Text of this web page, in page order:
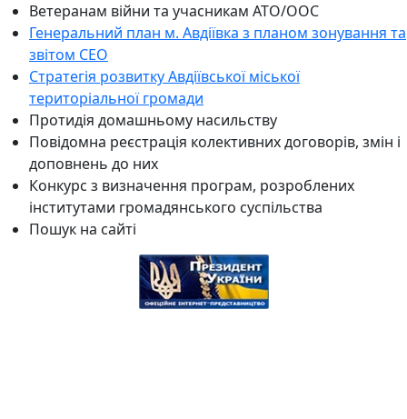
Ветеранам війни та учасникам АТО/ООС
Генеральний план м. Авдіївка з планом зонування та
звітом СЕО
Стратегія розвитку Авдіївської міської
територіальної громади
Протидія домашньому насильству
Повідомна реєстрація колективних договорів, змін і
доповнень до них
Конкурс з визначення програм, розроблених
інститутами громадянського суспільства
Пошук на сайті